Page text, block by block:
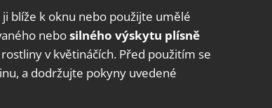
blíže k oknu nebo použijte umělé
nebosilného výskytu plísně
v květináčích. Před použitím se
a dodržujte pokyny uvedené